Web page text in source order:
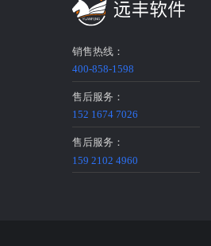
销售热线：
400-858-1598
售后服务：
152 1674 7026
售后服务：
159 2102 4960